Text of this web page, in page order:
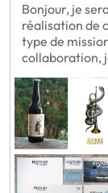
Bonjour, je
réalisation de
type de
collaboration,